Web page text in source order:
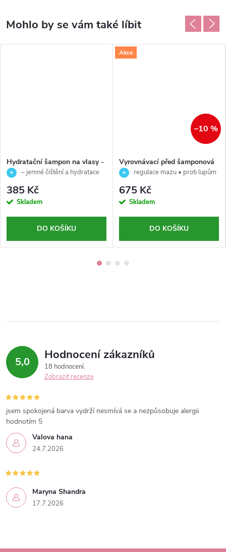
Hydratační šampon na vlasy -
Curego Hydraday AlterEgo -
– jemné čištění a hydratace
385 Kč
Skladem
DO KOŠÍKU
Akce
–10 %
Vyrovnávací před šamponová
péče pro vlasy s nadbytkem
Scalpego Balancing - AlterEgo
- 150ml
regulace mazu • proti lupům
675 Kč
Skladem
DO KOŠÍKU
5,0 Hodnocení zákazníků
18 hodnocení
Zobrazit recenze
Valova hana
24.7.2026
jsem spokojená barva vydrží nesmívá se a nezpůsobuje alergii
hodnotím 5
Maryna Shandra
17.7.2026